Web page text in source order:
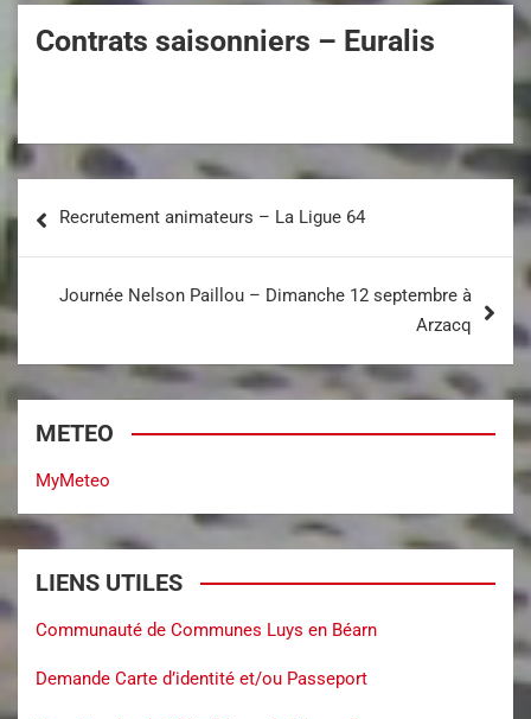
Contrats saisonniers – Euralis
Recrutement animateurs – La Ligue 64
Journée Nelson Paillou – Dimanche 12 septembre à
Arzacq
METEO
MyMeteo
LIENS UTILES
Communauté de Communes Luys en Béarn
Demande Carte d’identité et/ou Passeport